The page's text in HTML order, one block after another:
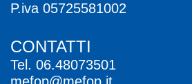
P.iva 05725581002
CONTATTI
Tel. 06.48073501